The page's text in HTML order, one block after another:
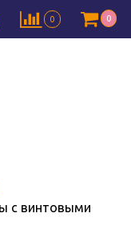
0 0
с винтовыми